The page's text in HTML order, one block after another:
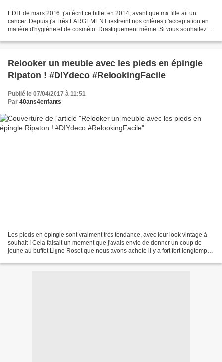
EDIT de mars 2016: j'ai écrit ce billet en 2014, avant que ma fille ait un
cancer. Depuis j'ai très LARGEMENT restreint nos critères d'acceptation en
matière d'hygiène et de cosméto. Drastiquement même. Si vous souhaitez
Relooker un meuble avec les pieds en épingle
Ripaton ! #DIYdeco #RelookingFacile
Publié le 07/04/2017 à 11:51
Par 40ans4enfants
Les pieds en épingle sont vraiment très tendance, avec leur look vintage à
souhait ! Cela faisait un moment que j'avais envie de donner un coup de
jeune au buffet Ligne Roset que nous avons acheté il y a fort fort longtemps.